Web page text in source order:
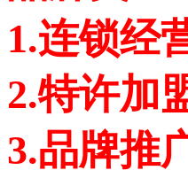
1.连锁经
2.特许加
3.品牌推